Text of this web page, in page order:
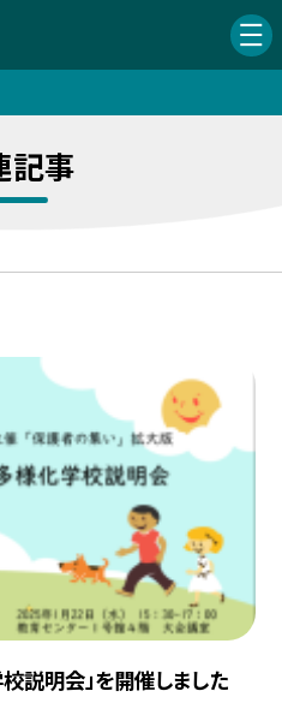
記事
説明会」を開催しました